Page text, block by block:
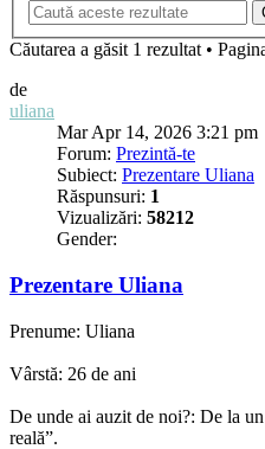
Căutarea a găsit 1 rezultat •
de
uliana
Mar Apr 14, 2026 3:21 pm
Forum: Prezintă-te
Subiect: Prezentare Uliana
Răspunsuri: 1
Vizualizări: 58212
Gender:
Prezentare Uliana
Prenume: Uliana
Vârstă: 26 de ani
De unde ai auzit de noi?: De la
reală”.